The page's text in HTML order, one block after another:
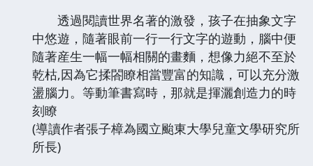
透過閱讀世界名著的激發，孩子在抽象文字
中悠遊，隨著眼前一行一行文字的遊動，腦中便
隨著産生一幅一幅相關的畫麵，想像力絕不至於
乾枯,因為它揉閤瞭相當豐富的知識，可以充分激
盪腦力。等動筆書寫時，那就是揮灑創造力的時
刻瞭
(導讀作者張子樟為國立颱東大學兒童文學研究所
所長)